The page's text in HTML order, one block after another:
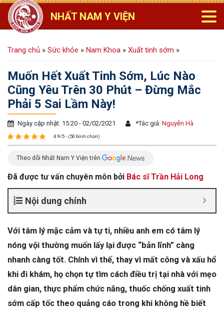
NHẤT NAM Y VIỆN
Trang chủ » Sức khỏe » Nam Khoa » Xuất tinh sớm »
Muốn Hết Xuất Tinh Sớm, Lúc Nào
Cũng Yêu Trên 30 Phút – Đừng Mắc
Phải 5 Sai Lầm Này!
Ngày cập nhật: 15:20 - 02/02/2021 *Tác giả: Nguyễn Hà
4.9/5 - (50 bình chọn)
Theo dõi Nhất Nam Y Viện trên
Đã được tư vấn chuyên môn bởi Bác sĩ Trần Hải Long
Nội dung chính
Với tâm lý mặc cảm và tự ti, nhiều anh em có tâm lý
nóng vội thường muốn lấy lại được “bản lĩnh” càng
nhanh càng tốt. Chính vì thế, thay vì mất công và xấu hổ
khi đi khám, họ chọn tự tìm cách điều trị tại nhà với mẹo
dân gian, thực phẩm chức năng, thuốc chống xuất tinh
sớm cấp tốc theo quảng cáo trong khi không hề biết